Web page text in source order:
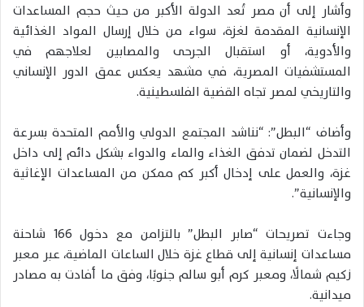
وأشار إلى أن مصر تُعد الدولة الأكبر من حيث حجم المساعدات
الإنسانية المقدمة لغزة، سواء من خلال إرسال المواد الغذائية
والأدوية، أو استقبال الجرحى والمصابين لعلاجهم في
المستشفيات المصرية، في مشهد يعكس عمق الدور الإنساني
والتاريخي لمصر تجاه القضية الفلسطينية.
وأضاف “البطل”: “نناشد المجتمع الدولي والأمم المتحدة بسرعة
التدخل لضمان تدفق الغذاء والماء والدواء بشكل دائم إلى داخل
غزة، والعمل على إدخال أكبر كم ممكن من المساعدات الإغاثية
والإنسانية”.
وجاءت تصريحات “صابر البطل” بالتزامن مع دخول 166 شاحنة
مساعدات إنسانية إلى قطاع غزة خلال الساعات الماضية، عبر معبر
زكيم شمالًا، ومعبر كرم أبو سالم جنوبًا، وفق ما أفادت به مصادر
ميدانية.